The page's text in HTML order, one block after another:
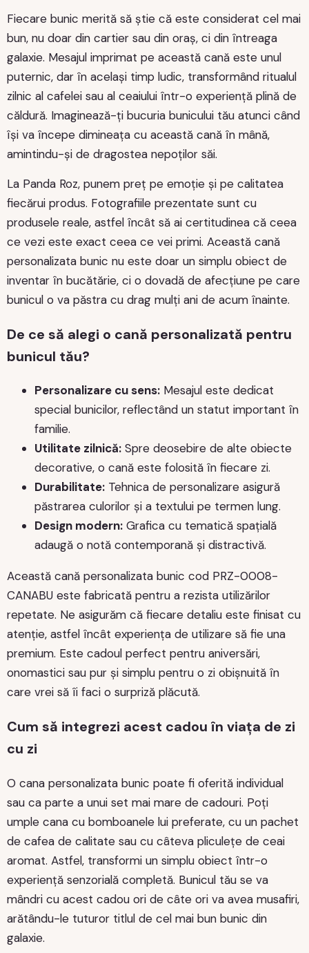
Fiecare bunic merită să știe că este considerat cel mai
bun, nu doar din cartier sau din oraș, ci din întreaga
galaxie. Mesajul imprimat pe această cană este unul
puternic, dar în același timp ludic, transformând ritualul
zilnic al cafelei sau al ceaiului într-o experiență plină de
căldură. Imaginează-ți bucuria bunicului tău atunci când
își va începe dimineața cu această cană în mână,
amintindu-și de dragostea nepoților săi.
La Panda Roz, punem preț pe emoție și pe calitatea
fiecărui produs. Fotografiile prezentate sunt cu
produsele reale, astfel încât să ai certitudinea că ceea
ce vezi este exact ceea ce vei primi. Această cană
personalizata bunic nu este doar un simplu obiect de
inventar în bucătărie, ci o dovadă de afecțiune pe care
bunicul o va păstra cu drag mulți ani de acum înainte.
De ce să alegi o cană personalizată pentru
bunicul tău?
Personalizare cu sens: Mesajul este dedicat
special bunicilor, reflectând un statut important în
familie.
Utilitate zilnică: Spre deosebire de alte obiecte
decorative, o cană este folosită în fiecare zi.
Durabilitate: Tehnica de personalizare asigură
păstrarea culorilor și a textului pe termen lung.
Design modern: Grafica cu tematică spațială
adaugă o notă contemporană și distractivă.
Această cană personalizata bunic cod PRZ-0008-
CANABU este fabricată pentru a rezista utilizărilor
repetate. Ne asigurăm că fiecare detaliu este finisat cu
atenție, astfel încât experiența de utilizare să fie una
premium. Este cadoul perfect pentru aniversări,
onomastici sau pur și simplu pentru o zi obișnuită în
care vrei să îi faci o surpriză plăcută.
Cum să integrezi acest cadou în viața de zi
cu zi
O cana personalizata bunic poate fi oferită individual
sau ca parte a unui set mai mare de cadouri. Poți
umple cana cu bomboanele lui preferate, cu un pachet
de cafea de calitate sau cu câteva pliculețe de ceai
aromat. Astfel, transformi un simplu obiect într-o
experiență senzorială completă. Bunicul tău se va
mândri cu acest cadou ori de câte ori va avea musafiri,
arătându-le tuturor titlul de cel mai bun bunic din
galaxie.